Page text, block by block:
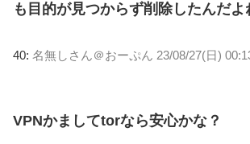
も目的が見つからず削除したんだよ
40: 名無しさん＠おーぷん 23/08/27(日)
VPNかましてtorなら安心かな？